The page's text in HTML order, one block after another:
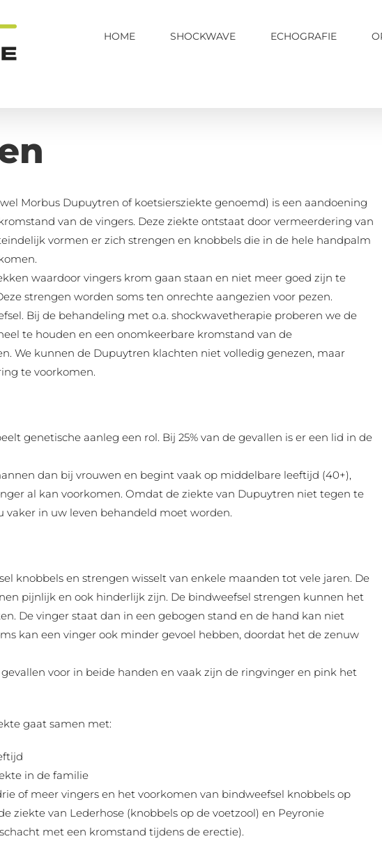
HOME SHOCKWAVE ECHOGRAFIE
Morbus Dupuytren of koetsiersziekte genoemd) is een aandoening
van de vingers. Deze ziekte ontstaat door vermeerdering van
vormen er zich strengen en knobbels die in de hele handpalm
waardoor vingers krom gaan staan en niet meer goed zijn te
strengen worden soms ten onrechte aangezien voor pezen.
Bij de behandeling met o.a. shockwavetherapie proberen we de
te houden en een onomkeerbare kromstand van de
We kunnen de Dupuytren klachten niet volledig genezen, maar
te voorkomen.
genetische aanleg een rol. Bij 25% van de gevallen is er een lid in de
dan bij vrouwen en begint vaak op middelbare leeftijd (40+),
al kan voorkomen. Omdat de ziekte van Dupuytren niet tegen te
vaker in uw leven behandeld moet worden.
knobbels en strengen wisselt van enkele maanden tot vele jaren. De
pijnlijk en ook hinderlijk zijn. De bindweefsel strengen kunnen het
De vinger staat dan in een gebogen stand en de hand kan niet
kan een vinger ook minder gevoel hebben, doordat het de zenuw
voor in beide handen en vaak zijn de ringvinger en pink het
gaat samen met:
in de familie
of meer vingers en het voorkomen van bindweefsel knobbels op
ziekte van Lederhose (knobbels op de voetzool) en Peyronie
met een kromstand tijdens de erectie).